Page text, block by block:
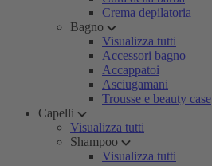
Crema depilatoria
Bagno
Visualizza tutti
Accessori bagno
Accappatoi
Asciugamani
Trousse e beauty case
Capelli
Visualizza tutti
Shampoo
Visualizza tutti